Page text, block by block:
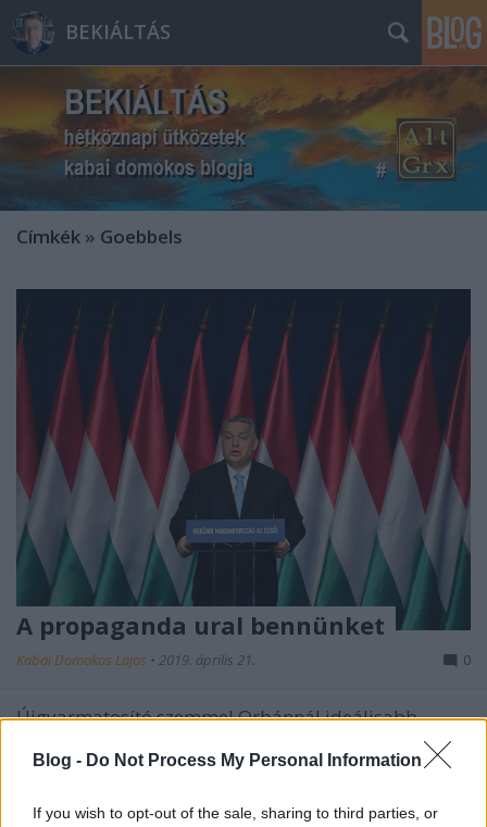
Blog - Do Not Process My Personal Information
If you wish to opt-out of the sale, sharing to third parties, or
BEKIÁLTÁS
Címkék » Goebbels
A propaganda ural bennünket
Kabai Domokos Lajos • 2019. április 21. 0
Újgyarmatosító szemmel Orbánnál ideálisabb
Egyszerre elismerő és hiányérzetet megfogalmazó
gazdájától. „Nagyon érdekes a legutóbbi